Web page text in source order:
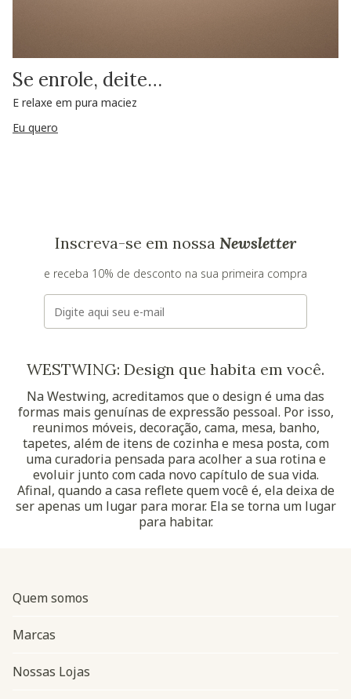
Se enrole, deite…
E relaxe em pura maciez
Eu quero
Inscreva-se em nossa Newsletter
e receba 10% de desconto na sua primeira compra
E-mail
WESTWING: Design que habita em você.
Na Westwing, acreditamos que o design é uma das
formas mais genuínas de expressão pessoal. Por isso,
reunimos móveis, decoração, cama, mesa, banho,
tapetes, além de itens de cozinha e mesa posta, com
uma curadoria pensada para acolher a sua rotina e
evoluir junto com cada novo capítulo de sua vida.
Afinal, quando a casa reflete quem você é, ela deixa de
ser apenas um lugar para morar. Ela se torna um lugar
para habitar.
Quem somos
Marcas
Nossas Lojas